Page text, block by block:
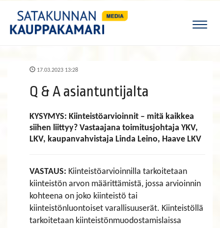
17.03.2023 13:28
Q & A asiantuntijalta
KYSYMYS: Kiinteistöarvioinnit – mitä kaikkea
siihen liittyy? Vastaajana toimitusjohtaja YKV,
LKV, kaupanvahvistaja Linda Leino, Haave LKV
VASTAUS: Kiinteistöarvioinnilla tarkoitetaan
kiinteistön arvon määrittämistä, jossa arvioinnin
kohteena on joko kiinteistö tai
kiinteistönluontoiset varallisuuserät. Kiinteistöllä
tarkoitetaan kiinteistönmuodostamislaissa